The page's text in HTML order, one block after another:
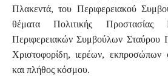
Πλακεντά, του Περιφερειακού
θέματα Πολιτικής
Περιφερειακών Συμβούλων Σταύρου
Χριστοφορίδη, ιερέων,
και πλήθος κόσμου.